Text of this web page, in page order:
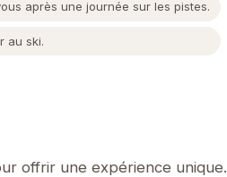
après une journée sur les pistes.
au ski.
offrir une expérience unique.